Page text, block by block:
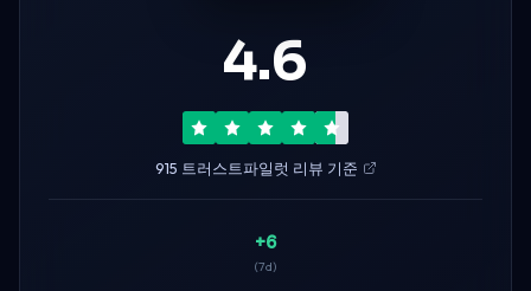
4.6
915 트러스트파일럿 리뷰 기준
+6
(7d)